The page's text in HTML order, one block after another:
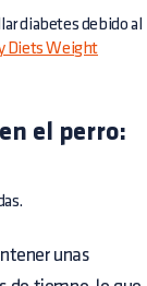
diabetes debido al
Diets Weight
el perro:
unas